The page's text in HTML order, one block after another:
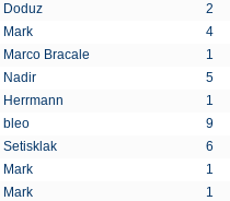
Doduz 2
Mark 4
Marco Bracale 1
Nadir 5
Herrmann 1
bleo 9
Setisklak 6
Mark 1
Mark 1